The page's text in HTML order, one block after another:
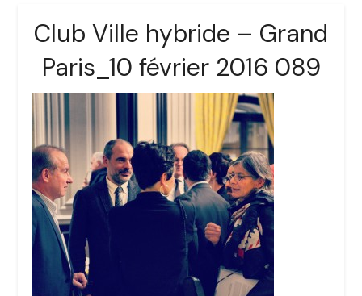
Club Ville hybride – Grand
Paris_10 février 2016 089